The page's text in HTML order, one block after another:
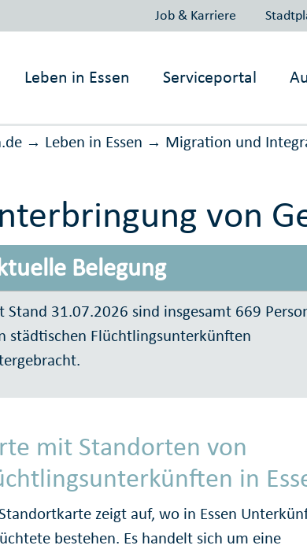
Job & Karriere
Leben in Essen Serviceportal
→ Leben in Essen → Migration und
von
Belegung
Stand 31.07.2026 sind insgesamt 669
städtischen Flüchtlingsunterkünften
mit Standorten von
in
zeigt auf, wo in Essen
bestehen. Es handelt sich um eine